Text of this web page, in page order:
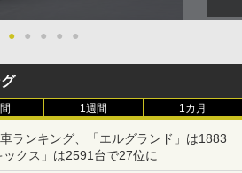
● ● ● ● ●
1週間 1カ月
ランキング、「エルグランド」は1883
クス」は2591台で27位に